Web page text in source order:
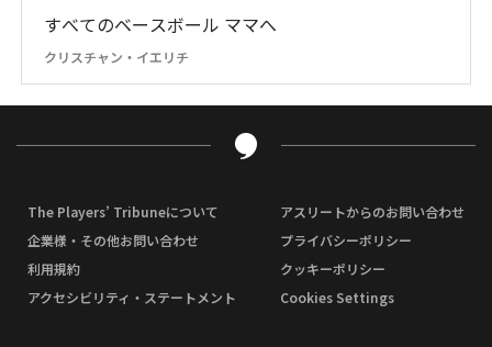
すべてのベースボール ママへ
クリスチャン・イエリチ
The Players’ Tribuneについて
アスリートからのお問い合わせ
企業様・その他お問い合わせ
プライバシーポリシー
利用規約
クッキーポリシー
アクセシビリティ・ステートメント
Cookies Settings